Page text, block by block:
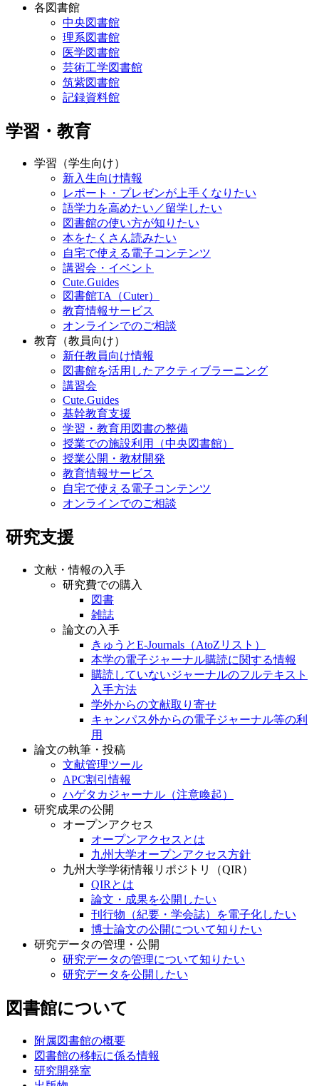
各図書館
中央図書館
理系図書館
医学図書館
芸術工学図書館
筑紫図書館
記録資料館
学習・教育
学習（学生向け）
新入生向け情報
レポート・プレゼンが上手くなりたい
語学力を高めたい／留学したい
図書館の使い方が知りたい
本をたくさん読みたい
自宅で使える電子コンテンツ
講習会・イベント
Cute.Guides
図書館TA（Cuter）
教育情報サービス
オンラインでのご相談
教育（教員向け）
新任教員向け情報
図書館を活用したアクティブラーニング
講習会
Cute.Guides
基幹教育支援
学習・教育用図書の整備
授業での施設利用（中央図書館）
授業公開・教材開発
教育情報サービス
自宅で使える電子コンテンツ
オンラインでのご相談
研究支援
文献・情報の入手
研究費での購入
図書
雑誌
論文の入手
きゅうとE-Journals（AtoZリスト）
本学の電子ジャーナル購読に関する情報
購読していないジャーナルのフルテキスト
入手方法
学外からの文献取り寄せ
キャンパス外からの電子ジャーナル等の利
用
論文の執筆・投稿
文献管理ツール
APC割引情報
ハゲタカジャーナル（注意喚起）
研究成果の公開
オープンアクセス
オープンアクセスとは
九州大学オープンアクセス方針
九州大学学術情報リポジトリ（QIR）
QIRとは
論文・成果を公開したい
刊行物（紀要・学会誌）を電子化したい
博士論文の公開について知りたい
研究データの管理・公開
研究データの管理について知りたい
研究データを公開したい
図書館について
附属図書館の概要
図書館の移転に係る情報
研究開発室